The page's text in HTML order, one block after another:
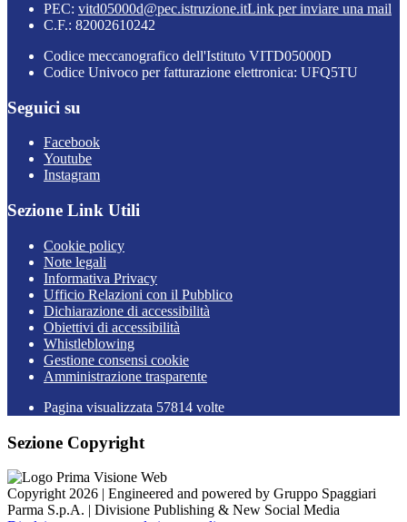
PEC: vitd05000d@pec.istruzione.itLink per inviare una mail
C.F.: 82002610242
Codice meccanografico dell'Istituto VITD05000D
Codice Univoco per fatturazione elettronica: UFQ5TU
Seguici su
Facebook
Youtube
Instagram
Sezione Link Utili
Cookie policy
Note legali
Informativa Privacy
Ufficio Relazioni con il Pubblico
Dichiarazione di accessibilità
Obiettivi di accessibilità
Whistleblowing
Gestione consensi cookie
Amministrazione trasparente
Pagina visualizzata 57814 volte
Sezione Copyright
Copyright 2026 | Engineered and powered by Gruppo Spaggiari
Parma S.p.A. | Divisione Publishing & New Social Media